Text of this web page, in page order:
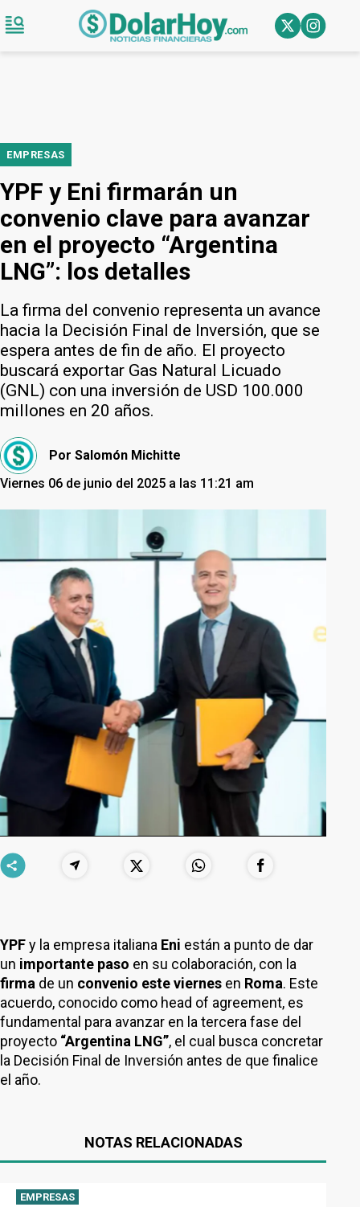
EMPRESAS
YPF y Eni firmarán un
convenio clave para avanzar
en el proyecto “Argentina
LNG”: los detalles
La firma del convenio representa un avance
hacia la Decisión Final de Inversión, que se
espera antes de fin de año. El proyecto
buscará exportar Gas Natural Licuado
(GNL) con una inversión de USD 100.000
millones en 20 años.
Por Salomón Michitte
Viernes 06 de junio del 2025 a las 11:21 am
YPFy la empresa italiana Eni están a punto de dar
un importante paso en su colaboración, con la
firma de un convenio este viernes en Roma. Este
acuerdo, conocido como head of agreement, es
fundamental para avanzar en la tercera fase del
proyecto “Argentina LNG”, el cual busca concretar
la Decisión Final de Inversión antes de que finalice
el año.
NOTAS RELACIONADAS
EMPRESAS